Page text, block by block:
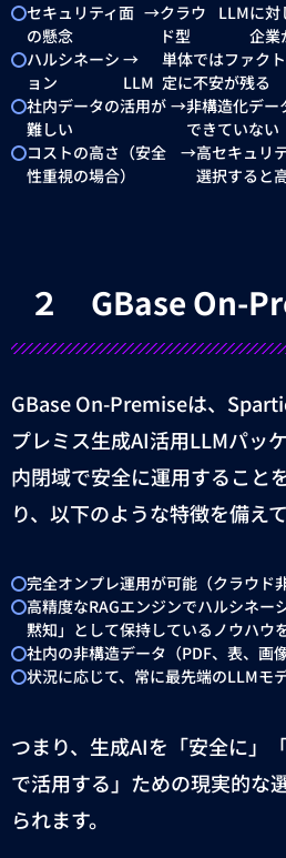
セキュリティ面
の懸念
→クラウ
ド型
LLMに対
企業
ハルシネーシ
ョン
→
LLM
単体ではファク
定に不安が残る
社内データの活用が
難しい
→非構造化デー
できていない
コストの高さ（安全
性重視の場合）
→高セキュリ
選択すると
２ GBase On-
GBase On-Premiseは、
プレミス生成AI活用LLMパッ
内閉域で安全に運用すること
り、以下のような特徴を備えて
完全オンプレ運用が可能（クラウド
高精度なRAGエンジンでハルシネー
黙知」として保持しているノウハウ
社内の非構造データ（PDF、表、画
状況に応じて、常に最先端のLLMモ
つまり、生成AIを「安全に」
で活用する」ための現実的な
られます。